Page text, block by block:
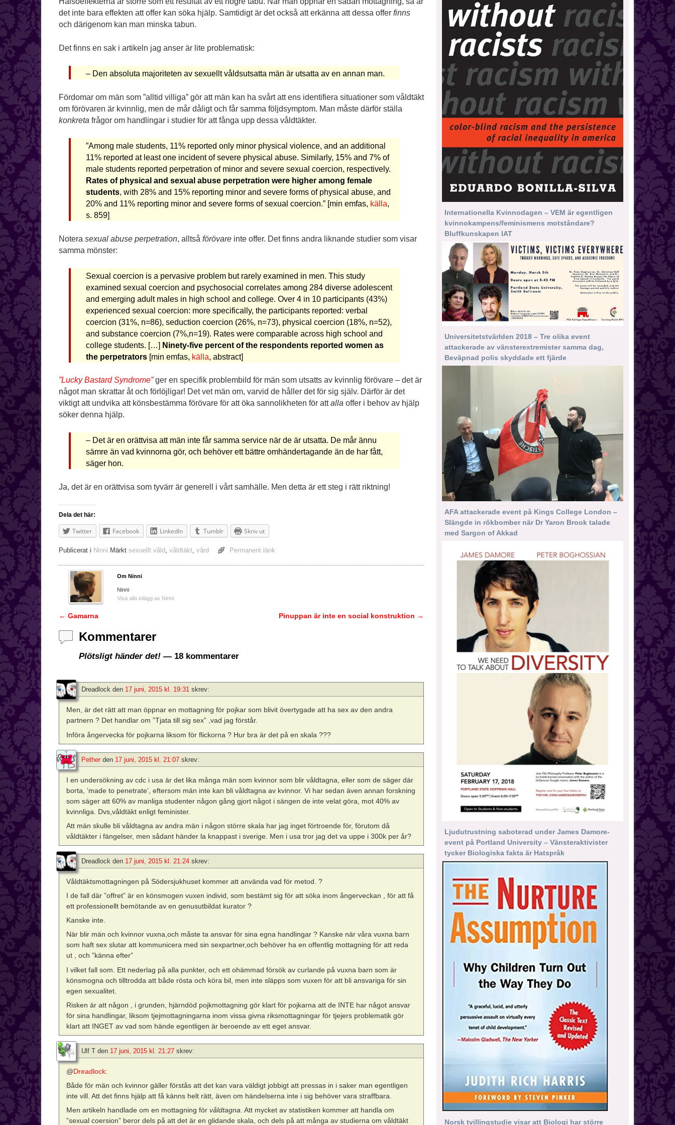
det inte bara effekten att offer kan söka hjälp. Samtidigt är det också att erkänna att dessa offer finns
och därigenom kan man minska tabun.
Det finns en sak i artikeln jag anser är lite problematisk:
– Den absoluta majoriteten av sexuellt våldsutsatta män är utsatta av en annan man.
Fördomar om män som ”alltid villiga” gör att män kan ha svårt att ens identifiera situationer som våldtäkt
om förövaren är kvinnlig, men de mår dåligt och får samma följdsymptom. Man måste därför ställa
konkreta frågor om handlingar i studier för att fånga upp dessa våldtäkter.
”Among male students, 11% reported only minor physical violence, and an additional
11% reported at least one incident of severe physical abuse. Similarly, 15% and 7% of
male students reported perpetration of minor and severe sexual coercion, respectively.
Rates of physical and sexual abuse perpetration were higher among female
students, with 28% and 15% reporting minor and severe forms of physical abuse, and
20% and 11% reporting minor and severe forms of sexual coercion.” [min emfas, källa,
s. 859]
Notera sexual abuse perpetration, alltså förövare inte offer. Det finns andra liknande studier som visar
samma mönster:
Sexual coercion is a pervasive problem but rarely examined in men. This study
examined sexual coercion and psychosocial correlates among 284 diverse adolescent
and emerging adult males in high school and college. Over 4 in 10 participants (43%)
experienced sexual coercion: more specifically, the participants reported: verbal
coercion (31%, n=86), seduction coercion (26%, n=73), physical coercion (18%, n=52),
and substance coercion (7%,n=19). Rates were comparable across high school and
college students. […] Ninety-five percent of the respondents reported women as
the perpetrators[min emfas, källa, abstract]
”Lucky Bastard Syndrome”ger en specifik problembild för män som utsatts av kvinnlig förövare – det är
något man skrattar åt och förlöjligar! Det vet män om, varvid de håller det för sig själv. Därför är det
viktigt att undvika att könsbestämma förövare för att öka sannolikheten för attalla offer i behov av hjälp
söker denna hjälp.
– Det är en orättvisa att män inte får samma service när de är utsatta. De mår ännu
sämre än vad kvinnorna gör, och behöver ett bättre omhändertagande än de har fått,
säger hon.
Ja, det är en orättvisa som tyvärr är generell i vårt samhälle. Men detta är ett steg i rätt riktning!
Dela det här:
Twitter Facebook LinkedIn Tumblr Skriv ut
Publicerat i Ninni Märkt sexuellt våld , våldtäkt, vård Permanent länk
Om Ninni
Ninni
Visa alla inlägg av Ninni
Inläggsnavigering
← Gamarna Pinuppan är inte en social konstruktion →
Kommentarer
Plötsligt händer det! — 18 kommentarer
Dreadlock den 17 juni, 2015 kl. 19:31 skrev:
Men, är det rätt att man öppnar en mottagning för pojkar som blivit övertygade att ha sex av den andra
partnern ? Det handlar om ”Tjata till sig sex” ,vad jag förstår.
Införa ångervecka för pojkarna liksom för flickorna ? Hur bra är det på en skala ???
Pether den 17 juni, 2015 kl. 21:07 skrev:
I en undersökning av cdc i usa är det lika många män som kvinnor som blir våldtagna, eller som de säger där
borta, ’made to penetrate’, eftersom män inte kan bli våldtagna av kvinnor. Vi har sedan även annan forskning
som säger att 60% av manliga studenter någon gång gjort något i sängen de inte velat göra, mot 40% av
kvinnliga. Dvs,våldtäkt enligt feminister.
Att män skulle bli våldtagna av andra män i någon större skala har jag inget förtroende för, förutom då
våldtäkter i fängelser, men sådant händer la knappast i sverige. Men i usa tror jag det va uppe i 300k per år?
Dreadlock den 17 juni, 2015 kl. 21:24 skrev:
Våldtäktsmottagningen på Södersjukhuset kommer att använda vad för metod. ?
I de fall där ”offret” är en könsmogen vuxen individ, som bestämt sig för att söka inom ångerveckan , för att få
ett professionellt bemötande av en genusutbildat kurator ?
Kanske inte.
När blir män och kvinnor vuxna,och måste ta ansvar för sina egna handlingar ? Kanske när våra vuxna barn
som haft sex slutar att kommunicera med sin sexpartner,och behöver ha en offentlig mottagning för att reda
ut , och ”känna efter”
I vilket fall som. Ett nederlag på alla punkter, och ett ohämmad försök av curlande på vuxna barn som är
könsmogna och tilltrodda att både rösta och köra bil, men inte släpps som vuxen för att bli ansvariga för sin
egen sexualitet.
Risken är att någon , i grunden, hjärndöd pojkmottagning gör klart för pojkarna att de INTE har något ansvar
för sina handlingar, liksom tjejmottagningarna inom vissa givna riksmottagningar för tjejers problematik gör
klart att INGET av vad som hände egentligen är beroende av ett eget ansvar.
Ulf T den 17 juni, 2015 kl. 21:27 skrev:
@Dreadlock:
Både för män och kvinnor gäller förstås att det kan vara väldigt jobbigt att pressas in i saker man egentligen
inte vill. Att det finns hjälp att få känns helt rätt, även om händelserna inte i sig behöver vara straffbara.
Men artikeln handlade om en mottagning förvåldtagna. Att mycket av statistiken kommer att handla om
”sexual coersion” beror dels på att det är en glidande skala, och dels på att många av studierna om våldtäkt
Internationella Kvinnodagen – VEM är egentligen
kvinnokampens/feminismens motståndare?
Bluffkunskapen IAT
Universitetstvärlden 2018 – Tre olika event
attackerade av vänsterextremister samma dag,
Beväpnad polis skyddade ett fjärde
AFA attackerade event på Kings College London –
Slängde in rökbomber när Dr Yaron Brook talade
med Sargon of Akkad
Ljudutrustning saboterad under James Damore-
event på Portland University – Vänsteraktivister
tycker Biologiska fakta är Hatspråk
Norsk tvillingstudie visar att Biologi har större